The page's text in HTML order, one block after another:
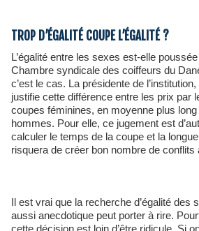
TROP D’ÉGALITÉ COUPE L’ÉGALITÉ ?
L’égalité entre les sexes est-elle poussée à l’extrême ? Pour la
Chambre syndicale des coiffeurs du
c’est le cas. La présidente de
justifie cette différence entre les prix par
coupes féminines, en moyenne plus
hommes. Pour elle, ce jugement est
calculer le temps de la coupe et la
risquera de créer bon nombre de conflits
Il est vrai que la recherche d’égalité des sexes sur un sujet
aussi anecdotique peut porter à rire.
cette décision est loin d’être ridicule. Si